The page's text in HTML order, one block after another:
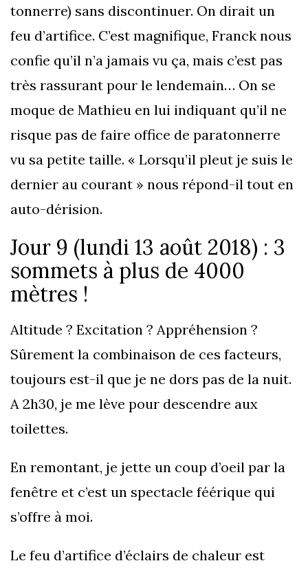
tonnerre) sans discontinuer. On dirait un
feu d’artifice. C’est magnifique, Franck nous
confie qu’il n’a jamais vu ça, mais c’est pas
très rassurant pour le lendemain… On se
moque de Mathieu en lui indiquant qu’il ne
risque pas de faire office de paratonnerre
vu sa petite taille. « Lorsqu’il pleut je suis le
dernier au courant » nous répond-il tout en
auto-dérision.
Jour 9 (lundi 13 août 2018) : 3
sommets à plus de 4000
mètres !
Altitude ? Excitation ? Appréhension ?
Sûrement la combinaison de ces facteurs,
toujours est-il que je ne dors pas de la nuit.
A 2h30, je me lève pour descendre aux
toilettes.
En remontant, je jette un coup d’oeil par la
fenêtre et c’est un spectacle féérique qui
s’offre à moi.
Le feu d’artifice d’éclairs de chaleur est